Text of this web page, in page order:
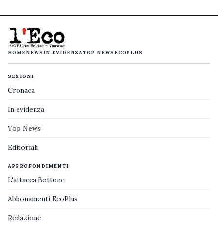
HOMENEWS IN EVIDENZATOP NEWS ECOPLUS
SEZIONI
Cronaca
In evidenza
Top News
Editoriali
APPROFONDIMENTI
L'attacca Bottone
Abbonamenti EcoPlus
Redazione